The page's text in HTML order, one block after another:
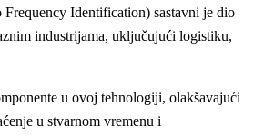
Identification) sastavni je dio
industrijama, uključujući logistiku,
u ovoj tehnologiji, olakšavajući
u stvarnom vremenu i